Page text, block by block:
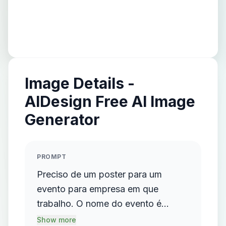
Image Details -
AIDesign Free AI Image
Generator
PROMPT
Preciso de um poster para um
evento para empresa em que
trabalho. O nome do evento é
"QADay", precisa ter fundo branco
Show more